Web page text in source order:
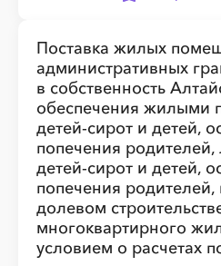
Поставка жилых
административных
в собственность
обеспечения жилыми
детей-сирот и детей,
попечения родителей,
детей-сирот и детей,
попечения родителей,
долевом
многоквартирного
условием о расчетах